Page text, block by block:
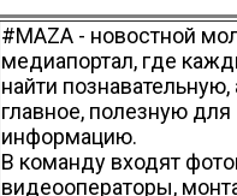
#MAZA - новостной
медиапортал, где
найти
главное, полезную для
информацию.
В команду входят
видеооператоры,